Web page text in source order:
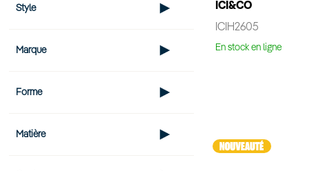
ICI&CO
ICIH2605
En stock en ligne
Style
Marque
Forme
Matière